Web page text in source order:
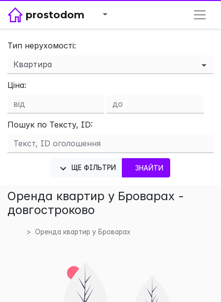
prostodom
Тип нерухомості:
Ціна:
Пошук по Тексту, ID:
ЩЕ ФІЛЬТРИ ЗНАЙТИ
Оренда квартир у Броварах -
довгостроково
Оренда квартир у Броварах
×